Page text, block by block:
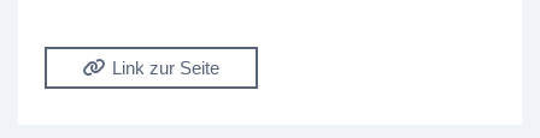
Link zur Seite